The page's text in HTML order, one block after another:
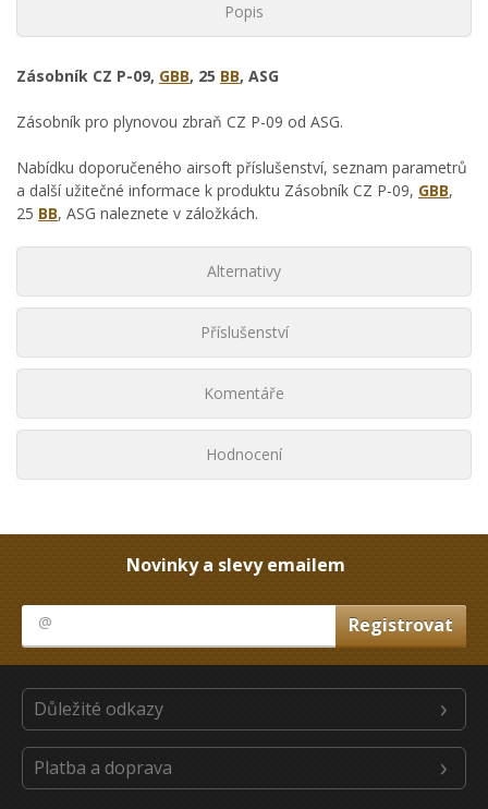
Popis
Zásobník CZ P-09, GBB, 25 BB, ASG
Zásobník pro plynovou zbraň CZ P-09 od ASG.
Nabídku doporučeného airsoft příslušenství, seznam parametrů
a další užitečné informace k produktu Zásobník CZ P-09, GBB,
25 BB, ASG naleznete v záložkách.
Alternativy
Příslušenství
Komentáře
Hodnocení
Novinky a slevy emailem
Důležité odkazy
Platba a doprava